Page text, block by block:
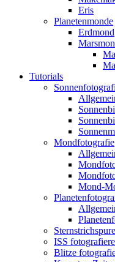
Eris
Planetenmonde
Erdmond
Tutorials
Mondfotografie
Mond-
ISS
Blitze